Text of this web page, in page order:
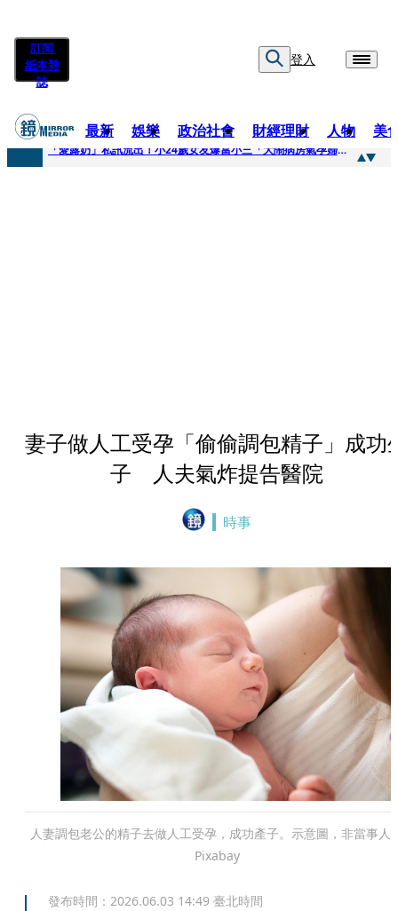
訂閱
紙本雜
誌
登入
最新 娛樂 政治社會 財經理財 人物 美
快訊
「愛露奶」私訊流出！小24歲女友爆當小三「大鬧病房氣孕婦」 姜厚任不忍回應了
妻子做人工受孕「偷偷調包精子」成功
子 人夫氣炸提告醫院
時事
人妻調包老公的精子去做人工受孕，成功產子。示意圖，非當事人
Pixabay
發布時間： 2026.06.03 14:49 臺北時間